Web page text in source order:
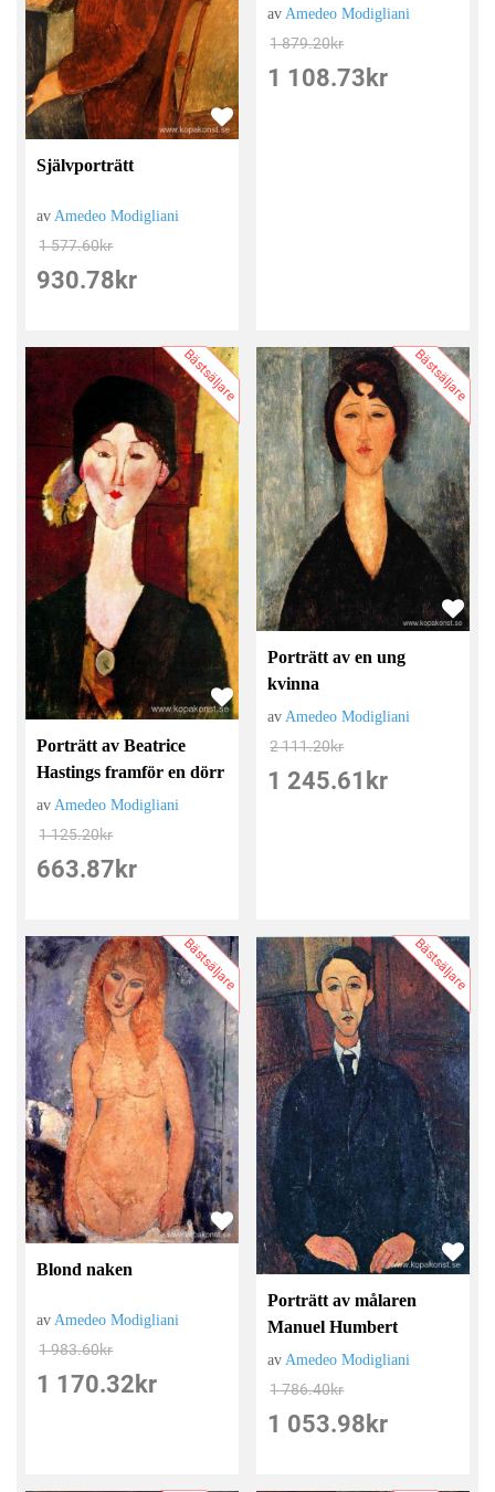
Självporträtt
av Amedeo Modigliani
1 577.60kr
930.78 kr
av Amedeo Modigliani
1 879.20kr
1 108.73 kr
Bästsäljare
Porträtt av Beatrice
Hastings framför en dörr
avAmedeo Modigliani
1 125.20kr
663.87 kr
Bästsäljare
Porträtt av en ung
kvinna
avAmedeo Modigliani
2 111.20kr
1 245.61 kr
Bästsäljare
Blond naken
av Amedeo Modigliani
1 983.60kr
1 170.32 kr
Bästsäljare
Porträtt av målaren
Manuel Humbert
avAmedeo Modigliani
1 786.40kr
1 053.98 kr